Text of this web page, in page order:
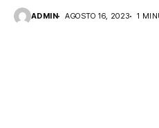
ADMIN AGOSTO 16, 2023 1